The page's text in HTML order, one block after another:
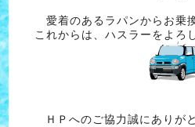
愛着のあるラパンからお乗
これからは、ハスラーをよろ
ＨＰへのご協力誠にありが